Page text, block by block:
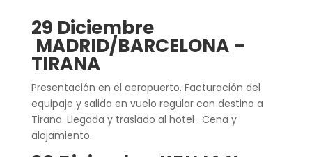
29 Diciembre
MADRID/BARCELONA –
TIRANA
Presentación en el aeropuerto. Facturación del
equipaje y salida en vuelo regular con destino a
Tirana. Llegada y traslado al hotel . Cena y
alojamiento.